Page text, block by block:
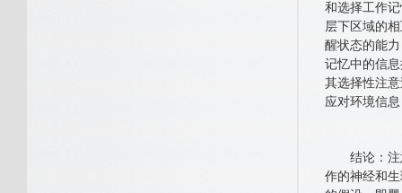
和选择工作
层下区域的
醒状态的能
记忆中的信
其选择性注
应对环境信
结论：注意
作的神经和